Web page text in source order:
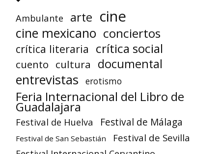
Ambulante arte cine
cine mexicano conciertos
crítica literaria crítica social
cuento cultura documental
entrevistas erotismo
Feria Internacional del Libro de
Guadalajara
Festival de Huelva Festival de Málaga
Festival de San Sebastián Festival de Sevilla